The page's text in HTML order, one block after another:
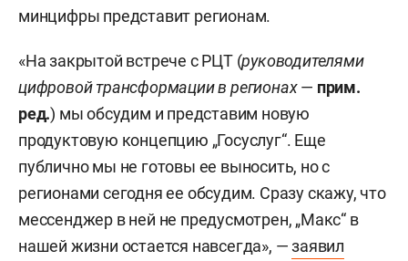
минцифры представит регионам.
«На закрытой встрече с РЦТ (руководителями
цифровой трансформации в регионах— прим.
ред.) мы обсудим и представим новую
продуктовую концепцию „Госуслуг“. Еще
публично мы не готовы ее выносить, но с
регионами сегодня ее обсудим. Сразу скажу, что
мессенджер в ней не предусмотрен, „Макс“ в
нашей жизни остается навсегда», —заявил